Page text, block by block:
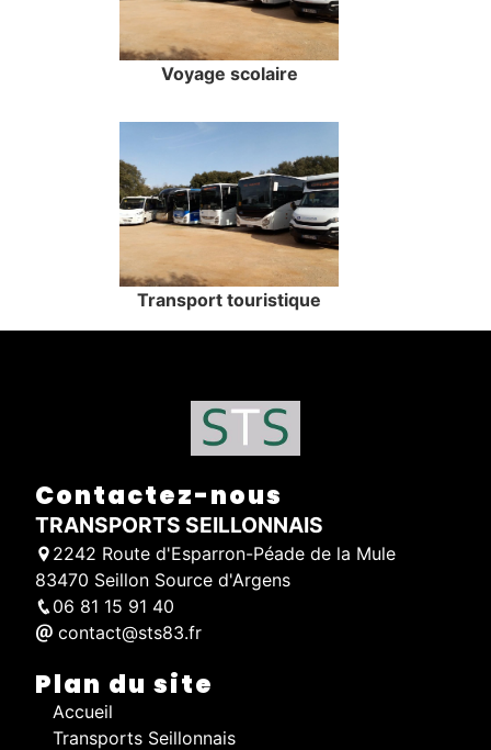
Voyage scolaire
Transport touristique
Contactez-nous
TRANSPORTS SEILLONNAIS
2242 Route d'Esparron-Péade de la Mule
83470 Seillon Source d'Argens
06 81 15 91 40
contact@sts83.fr
Plan du site
Accueil
Transports Seillonnais